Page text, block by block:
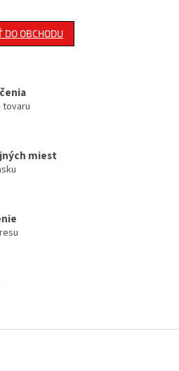
DO OBCHODU
miest